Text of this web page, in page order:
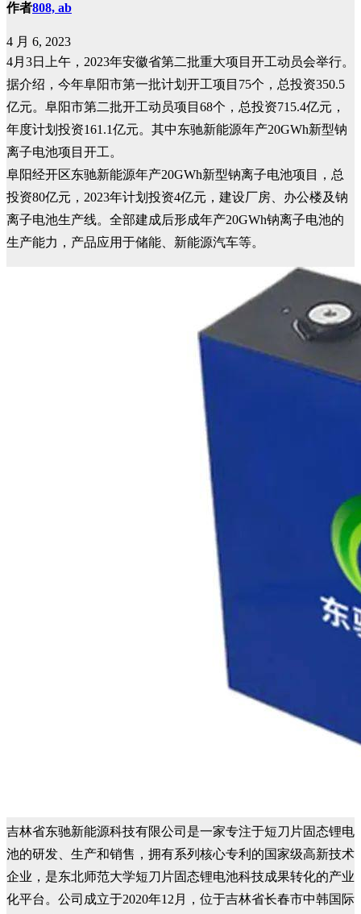
作者808, ab
4 月 6, 2023
4月3日上午，2023年安徽省第二批重大项目开工动员会举行。
据介绍，今年阜阳市第一批计划开工项目75个，总投资350.5
亿元。阜阳市第二批开工动员项目68个，总投资715.4亿元，
年度计划投资161.1亿元。其中东驰新能源年产20GWh新型钠
离子电池项目开工。
阜阳经开区东驰新能源年产20GWh新型钠离子电池项目，总
投资80亿元，2023年计划投资4亿元，建设厂房、办公楼及钠
离子电池生产线。全部建成后形成年产20GWh钠离子电池的
生产能力，产品应用于储能、新能源汽车等。
吉林省东驰新能源科技有限公司是一家专注于短刀片固态锂电
池的研发、生产和销售，拥有系列核心专利的国家级高新技术
企业，是东北师范大学短刀片固态锂电池科技成果转化的产业
化平台。公司成立于2020年12月，位于吉林省长春市中韩国际